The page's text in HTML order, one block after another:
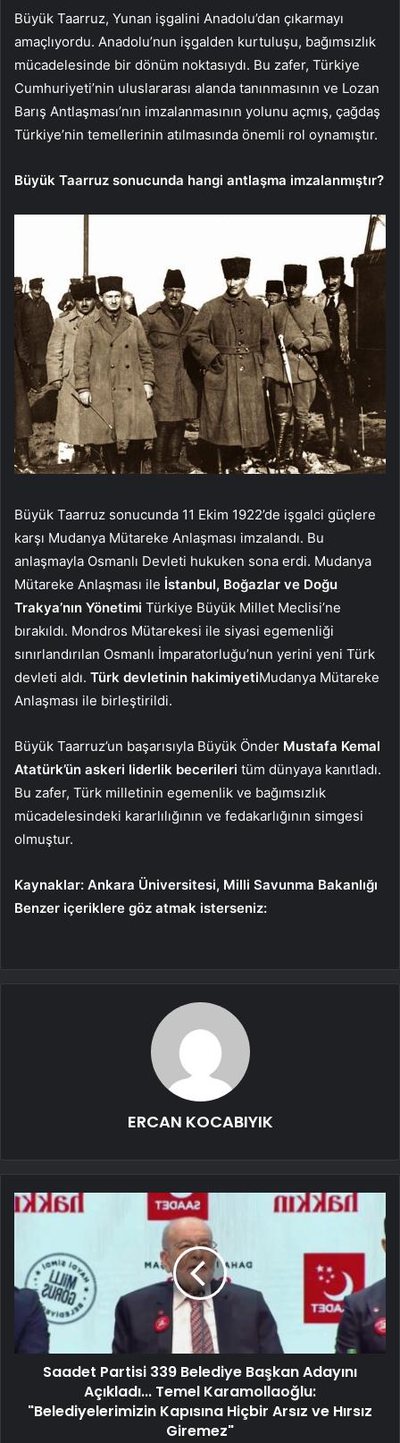
Büyük Taarruz, Yunan işgalini Anadolu’dan çıkarmayı
amaçlıyordu. Anadolu’nun işgalden kurtuluşu, bağımsızlık
mücadelesinde bir dönüm noktasıydı. Bu zafer, Türkiye
Cumhuriyeti’nin uluslararası alanda tanınmasının ve Lozan
Barış Antlaşması’nın imzalanmasının yolunu açmış, çağdaş
Türkiye’nin temellerinin atılmasında önemli rol oynamıştır.
Büyük Taarruz sonucunda hangi antlaşma imzalanmıştır?
Büyük Taarruz sonucunda 11 Ekim 1922’de işgalci güçlere
karşı Mudanya Mütareke Anlaşması imzalandı. Bu
anlaşmayla Osmanlı Devleti hukuken sona erdi. Mudanya
Mütareke Anlaşması ile İstanbul, Boğazlar ve Doğu
Trakya’nın Yönetimi Türkiye Büyük Millet Meclisi’ne
bırakıldı. Mondros Mütarekesi ile siyasi egemenliği
sınırlandırılan Osmanlı İmparatorluğu’nun yerini yeni Türk
devleti aldı. Türk devletinin hakimiyetiMudanya Mütareke
Anlaşması ile birleştirildi.
Büyük Taarruz’un başarısıyla Büyük Önder Mustafa Kemal
Atatürk’ün askeri liderlik becerileri tüm dünyaya kanıtladı.
Bu zafer, Türk milletinin egemenlik ve bağımsızlık
mücadelesindeki kararlılığının ve fedakarlığının simgesi
olmuştur.
Kaynaklar: Ankara Üniversitesi, Milli Savunma Bakanlığı
Benzer içeriklere göz atmak isterseniz:
ERCAN KOCABIYIK
Saadet Partisi 339 Belediye Başkan Adayını
Açıkladı... Temel Karamollaoğlu:
"Belediyelerimizin Kapısına Hiçbir Arsız ve Hırsız
Giremez"